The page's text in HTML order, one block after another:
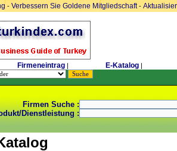
- Verbessern Sie Goldene Mitgliedschaft-
Firmeneintrag | E-Katalog |
Firmen Suche :
Dienstleistung :